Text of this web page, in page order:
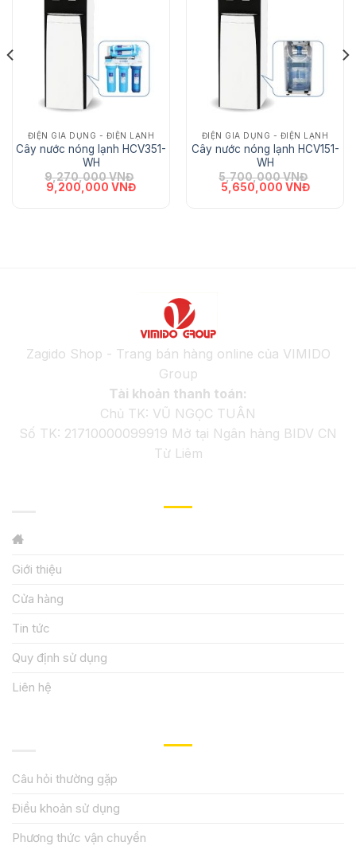
ĐIỆN GIA DỤNG - ĐIỆN LẠNH
Cây nước nóng lạnh HCV351-
WH
9,270,000VNĐ
Giá gốc là: 9,270,000 VNĐ.
9,200,000 VNĐGiá hiện tại là: 9,200,000 VNĐ.
ĐIỆN GIA DỤNG - ĐIỆN LẠNH
Cây nước nóng lạnh HCV151-
WH
5,700,000VNĐ
Giá gốc là: 5,700,000
5,650,000 VNĐGiá hiện
Zagido Shop - Trang bán hàng online của VIMIDO
Group
Tài khoản thanh toán:
Chủ TK: VŨ NGỌC TUÂN
Số TK: 21710000099919 Mở tại Ngân hàng BIDV CN
Từ Liêm
Giới thiệu
Cửa hàng
Tin tức
Quy định sử dụng
Liên hệ
Câu hỏi thường gặp
Điều khoản sử dụng
Phương thức vận chuyển